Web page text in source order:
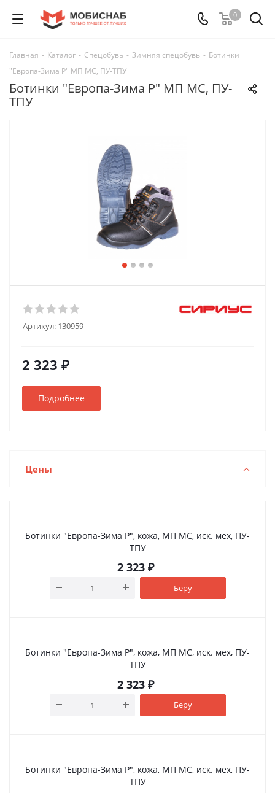
0
Главная - Каталог - Спецобувь - Зимняя спецобувь - Ботинки
"Европа-Зима Р" МП МС, ПУ-ТПУ
Ботинки "Европа-Зима Р" МП МС, ПУ-
ТПУ
Артикул: 130959
2 323 ₽
Подробнее
Цены
Ботинки "Европа-Зима Р", кожа, МП МС, иск. мех, ПУ-
ТПУ
2 323₽
Беру
Ботинки "Европа-Зима Р", кожа, МП МС, иск. мех, ПУ-
ТПУ
2 323₽
Беру
Ботинки "Европа-Зима Р", кожа, МП МС, иск. мех, ПУ-
ТПУ